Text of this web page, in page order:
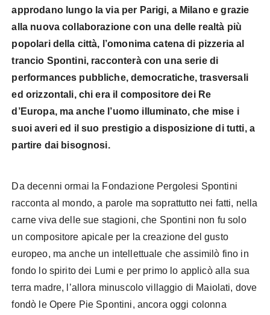
approdano lungo la via per Parigi, a Milano e grazie
alla nuova collaborazione con una delle realtà più
popolari della città, l’omonima catena di pizzeria al
trancio Spontini, racconterà con una serie di
performances pubbliche, democratiche, trasversali
ed orizzontali, chi era il compositore dei Re
d’Europa, ma anche l’uomo illuminato, che mise i
suoi averi ed il suo prestigio a disposizione di tutti, a
partire dai bisognosi.
Da decenni ormai la Fondazione Pergolesi Spontini
racconta al mondo, a parole ma soprattutto nei fatti, nella
carne viva delle sue stagioni, che Spontini non fu solo
un compositore apicale per la creazione del gusto
europeo, ma anche un intellettuale che assimilò fino in
fondo lo spirito dei Lumi e per primo lo applicò alla sua
terra madre, l’allora minuscolo villaggio di Maiolati, dove
fondò le Opere Pie Spontini, ancora oggi colonna